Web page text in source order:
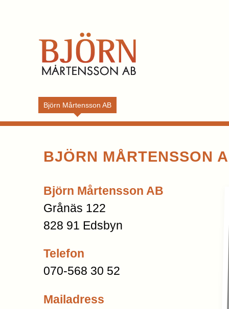
Björn Mårtensson AB
BJÖRN MÅRTENSSON
Björn Mårtensson AB
Grånäs 122
828 91 Edsbyn
Telefon
070-568 30 52
Mailadress